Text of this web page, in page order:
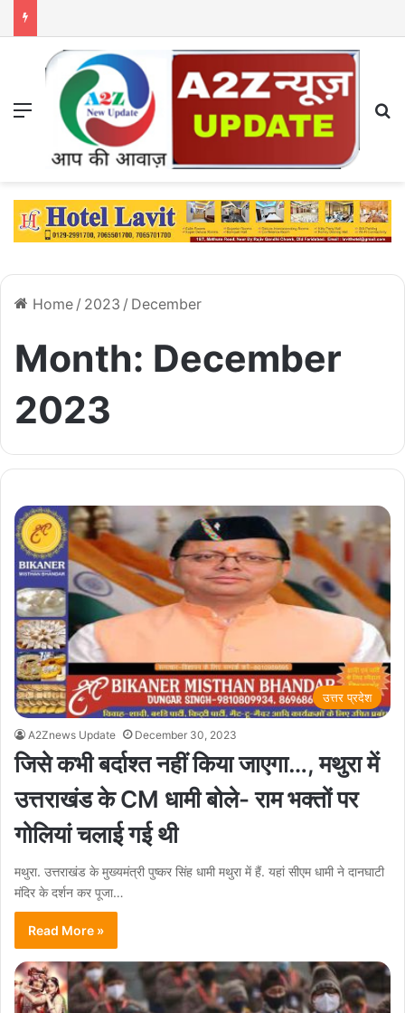
Menu
Home / 2023 / December
Month: December
2023
उत्तर प्रदेश
A2Znews Update December 30, 2023
जिसे कभी बर्दाश्त नहीं किया जाएगा…, मथुरा में
उत्तराखंड के CM धामी बोले- राम भक्तों पर
गोलियां चलाई गई थी
मथुरा. उत्तराखंड के मुख्यमंत्री पुष्कर सिंह धामी मथुरा में हैं. यहां सीएम धामी ने दानघाटी
मंदिर के दर्शन कर पूजा…
Read More »